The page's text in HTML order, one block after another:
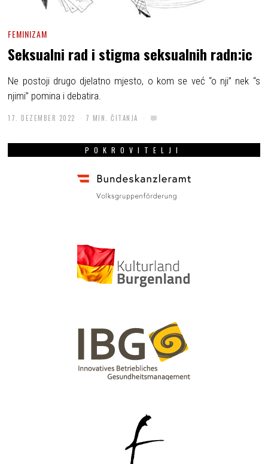
FEMINIZAM
Seksualni rad i stigma seksualnih radn:ic
Ne postoji drugo djelatno mjesto, o kom se već “o nji” nek “s
njimi” pomina i debatira.
17. DEZEMBER 2022 7 MIN. ČITANJA
POKROVITELJI